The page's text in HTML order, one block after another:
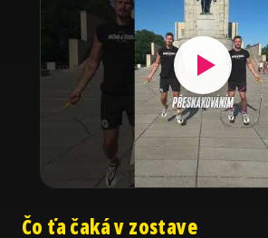
Čo ťa čaká v zostave